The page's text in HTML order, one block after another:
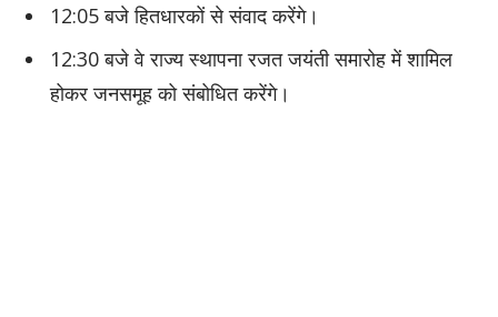
12:05 बजे हितधारकों से संवाद करेंगे।
12:30 बजे वे राज्य स्थापना रजत जयंती समारोह में शामिल
होकर जनसमूह को संबोधित करेंगे।